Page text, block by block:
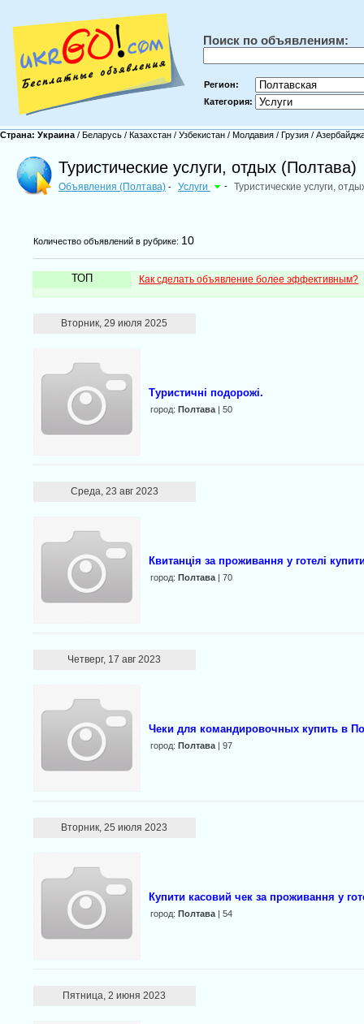
Поиск по объявлениям:
Регион:
Категория:
Страна: Украина / Беларусь / Казахстан / Узбекистан / Молдавия / Грузия /
Туристические услуги, отдых (Полтава)
Объявления (Полтава) - Услуги - Туристические услуги,
Количество объявлений в рубрике: 10
ТОП Как сделать объявление более эффективным?
Вторник, 29 июля 2025
Туристичні подорожі.
город: Полтава| 50
Среда, 23 авг 2023
Квитанція за проживання у готелі
город: Полтава| 70
Четверг, 17 авг 2023
Чеки для командировочных купить в
город: Полтава| 97
Вторник, 25 июля 2023
Купити касовий чек за проживання у
город: Полтава| 54
Пятница, 2 июня 2023